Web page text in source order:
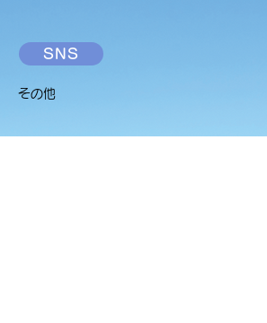
SNS
その他